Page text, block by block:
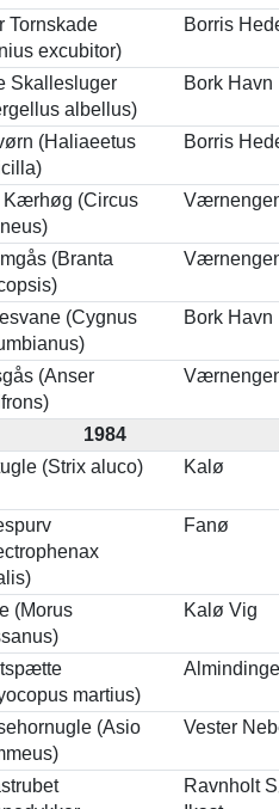
Tornskade
excubitor)
Borris
Skallesluger
albellus)
Bork Havn
(Haliaeetus
Borris
Kærhøg (Circus
(Branta
(Cygnus
Bork Havn
(Anser
1984
(Strix aluco) Kalø
Fanø
(Morus
Kalø Vig
martius)
(Asio
Vester
Ravnholt